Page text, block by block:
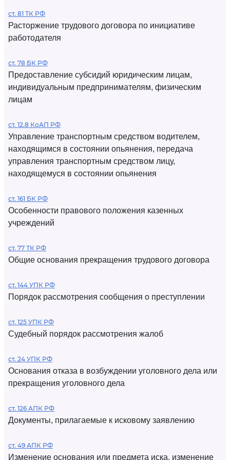
ст. 81 ТК РФ
Расторжение трудового договора по инициативе
работодателя
ст. 78 БК РФ
Предоставление субсидий юридическим лицам,
индивидуальным предпринимателям, физическим
лицам
ст. 12.8 КоАП РФ
Управление транспортным средством водителем,
находящимся в состоянии опьянения, передача
управления транспортным средством лицу,
находящемуся в состоянии опьянения
ст. 161 БК РФ
Особенности правового положения казенных
учреждений
ст. 77 ТК РФ
Общие основания прекращения трудового договора
ст. 144 УПК РФ
Порядок рассмотрения сообщения о преступлении
ст. 125 УПК РФ
Судебный порядок рассмотрения жалоб
ст. 24 УПК РФ
Основания отказа в возбуждении уголовного дела или
прекращения уголовного дела
ст. 126 АПК РФ
Документы, прилагаемые к исковому заявлению
ст. 49 АПК РФ
Изменение основания или предмета иска, изменение